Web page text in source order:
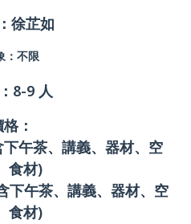
徐芷如
：不限
8-9 人
：
午茶、講義、器材、空
食材)
下午茶、講義、器材、空
食材)